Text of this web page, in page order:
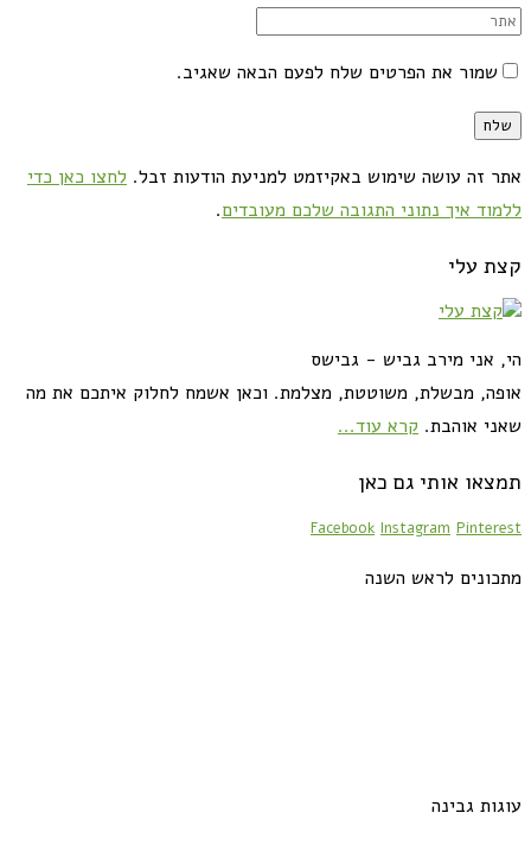
שמור את הפרטים שלח לפעם הבאה שאגיב.
אתר זה עושה שימוש באקיזמט למניעת הודעות זבל. לחצו כאן כדי
ללמוד איך נתוני התגובה שלכם מעובדים.
קצת עלי
הי, אני מירב גביש - גבישס
אופה, מבשלת, משוטטת, מצלמת. וכאן אשמח לחלוק איתכם את מה
שאני אוהבת. קרא עוד...
תמצאו אותי גם כאן
Facebook Instagram Pinterest
מתכונים לראש השנה
עוגות גבינה